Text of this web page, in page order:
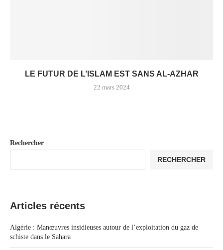
LE FUTUR DE L’ISLAM EST SANS AL-AZHAR
22 mars 2024
Rechercher
RECHERCHER
Articles récents
Algérie : Manœuvres insidieuses autour de l’exploitation du gaz de
schiste dans le Sahara